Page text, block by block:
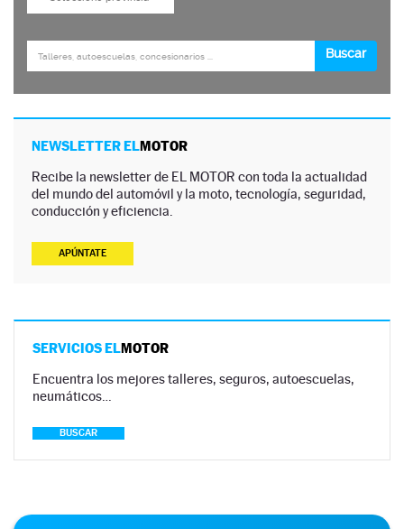
NEWSLETTER ELMOTOR
Recibe la newsletter de EL MOTOR con toda la actualidad
del mundo del automóvil y la moto, tecnología, seguridad,
conducción y eficiencia.
APÚNTATE
SERVICIOS ELMOTOR
Encuentra los mejores talleres, seguros, autoescuelas,
neumáticos…
BUSCAR